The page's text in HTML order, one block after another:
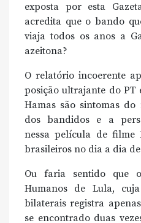
exposta por esta
acredita que o bando
viaja todos os anos a
azeitona?
O relatório incoerente
posição ultrajante do PT
Hamas são sintomas
dos bandidos e a
nessa película de filme
brasileiros no dia a dia
Ou faria sentido que
Humanos de Lula,
bilaterais registra
se encontrado duas